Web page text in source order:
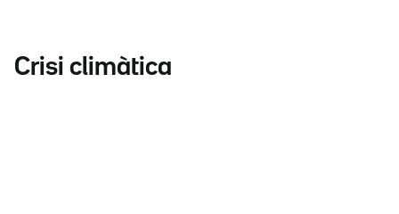
Crisi climàtica